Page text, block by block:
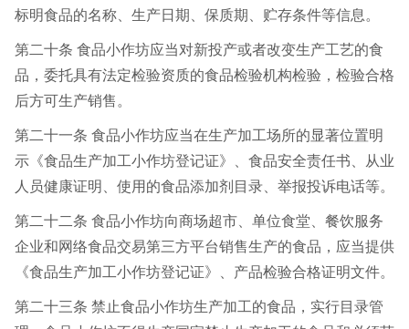
标明食品的名称、生产日期、保质期、贮存条件等信息。
第二十条 食品小作坊应当对新投产或者改变生产工艺的食
品，委托具有法定检验资质的食品检验机构检验，检验合格
后方可生产销售。
第二十一条 食品小作坊应当在生产加工场所的显著位置明
示《食品生产加工小作坊登记证》、食品安全责任书、从业
人员健康证明、使用的食品添加剂目录、举报投诉电话等。
第二十二条 食品小作坊向商场超市、单位食堂、餐饮服务
企业和网络食品交易第三方平台销售生产的食品，应当提供
《食品生产加工小作坊登记证》、产品检验合格证明文件。
第二十三条 禁止食品小作坊生产加工的食品，实行目录管